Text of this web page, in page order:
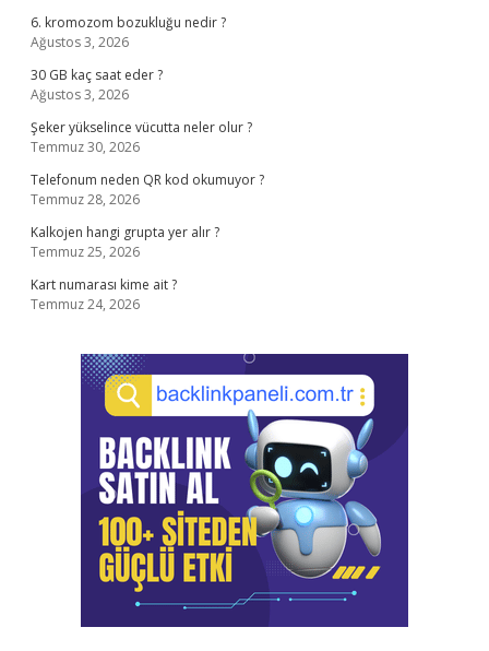
6. kromozom bozukluğu nedir ?
Ağustos 3, 2026
30 GB kaç saat eder ?
Ağustos 3, 2026
Şeker yükselince vücutta neler olur ?
Temmuz 30, 2026
Telefonum neden QR kod okumuyor ?
Temmuz 28, 2026
Kalkojen hangi grupta yer alır ?
Temmuz 25, 2026
Kart numarası kime ait ?
Temmuz 24, 2026